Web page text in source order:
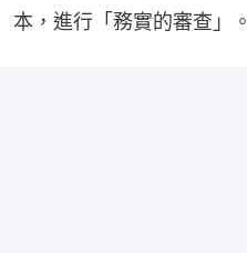
本，進行「務實的審查」。